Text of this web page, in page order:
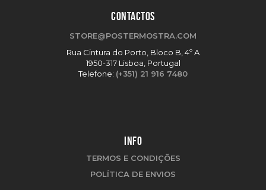
CONTACTOS
STORE@POSTERMOSTRA.COM
Rua Cintura do Porto, Bloco B, 4º A
1950-317 Lisboa, Portugal
Telefone: (+351) 21 916 7480
INFO
TERMOS E CONDIÇÕES
POLÍTICA DE ENVIOS